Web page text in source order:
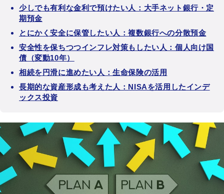
少しでも有利な金利で預けたい人：大手ネット銀行・定
期預金
とにかく安全に保管したい人：複数銀行への分散預金
安全性を保ちつつインフレ対策もしたい人：個人向け国
債（変動10年）
相続を円滑に進めたい人：生命保険の活用
長期的な資産形成も考えた人：NISAを活用したインデ
ックス投資